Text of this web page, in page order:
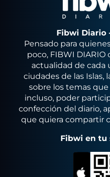
Fibwi Diario
Pensado para
poco, FIBWI DIARIO
actualidad de cada
ciudades de las Islas,
sobre los temas
incluso, poder
confección del diario,
que quiera compartir
Fibwi en tu